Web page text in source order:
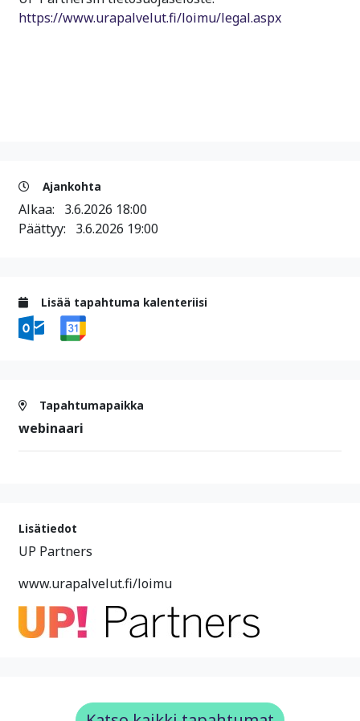
https://www.urapalvelut.fi/loimu/legal.aspx
Ajankohta
Alkaa: 3.6.2026 18:00
Päättyy: 3.6.2026 19:00
Lisää tapahtuma kalenteriisi
Tapahtumapaikka
webinaari
Lisätiedot
UP Partners
www.urapalvelut.fi/loimu